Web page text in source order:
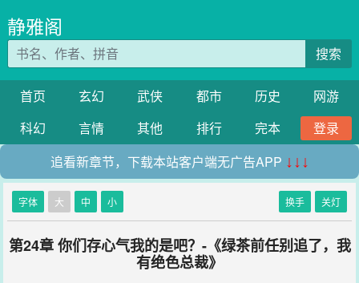
静雅阁
搜索
首页 玄幻 武侠 都市 历史
网游
科幻
言情 其他 排行 完本
登录
追看新章节，下载本站客户端无广告APP ↓↓↓
字体 大 中 小 换手 关灯
第24章 你们存心气我的是吧？-《绿茶前任别追了，我
有绝色总裁》